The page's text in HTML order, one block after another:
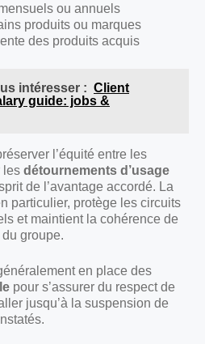
ou annuels
produits ou marques
des produits acquis
intéresser : Client
guide: jobs &
l’équité entre les
les détournements d’usage
de l’avantage accordé. La
particulier, protège les circuits
et maintient la cohérence de
groupe.
en place des
pour s’assurer du respect de
jusqu’à la suspension de